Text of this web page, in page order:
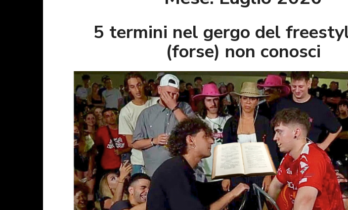
5 termini nel gergo del
(forse) non conosci